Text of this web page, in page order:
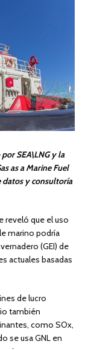
as a Marine Fuel
datos y consultoría
que el uso
marino podría
(GEI) de
actuales basadas
de lucro
también
como SOx,
se usa GNL en